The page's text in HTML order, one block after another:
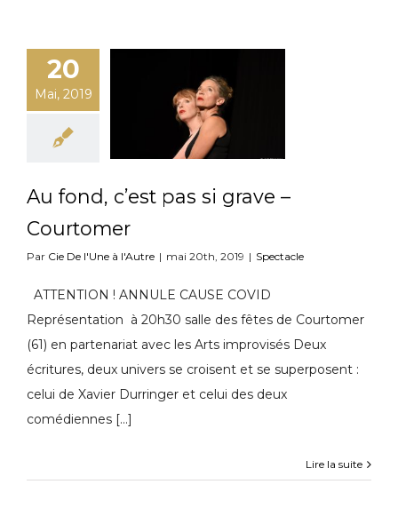
20
Mai, 2019
Au fond, c’est pas si grave –
Courtomer
Par Cie De l'Une à l'Autre | mai 20th, 2019 | Spectacle
ATTENTION ! ANNULE CAUSE COVID
Représentation à 20h30 salle des fêtes de Courtomer
(61) en partenariat avec les Arts improvisés Deux
écritures, deux univers se croisent et se superposent :
celui de Xavier Durringer et celui des deux
comédiennes [...]
Lire la suite